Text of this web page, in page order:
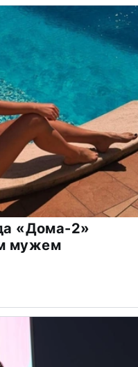
«Дома-2»
мужем